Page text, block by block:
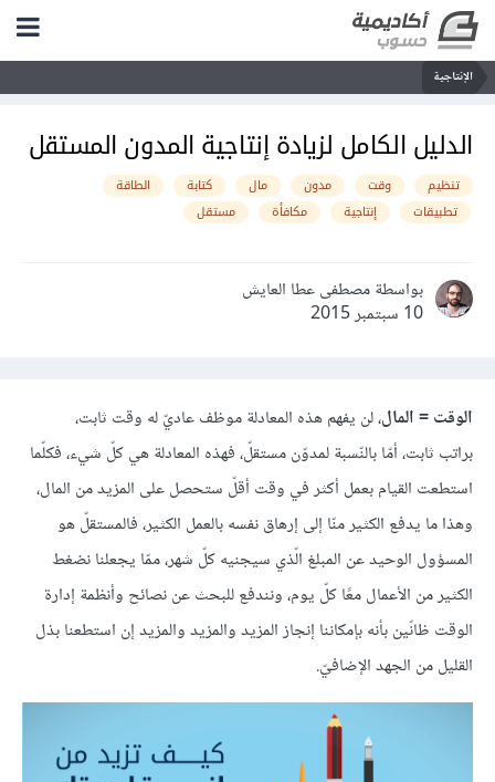
الإنتاجية
الدليل الكامل لزيادة إنتاجية المدون المستقل
تنظيم وقت مدون مال كتابة
الطاقة
تطبيقات
إنتاجية مكافأة مستقل
بواسطة مصطفى عطا العايش
10 سبتمبر 2015
الوقت = المال، لن يفهم هذه المعادلة موظف عاديّ له وقت ثابت،
براتب ثابت، أمّا بالنّسبة لمدوّن مستقلّ، فهذه المعادلة هي كلّ شيء، فكلّما
استطعت القيام بعمل أكثر في وقت أقلّ ستحصل على المزيد من المال،
وهذا ما يدفع الكثير منّا إلى إرهاق نفسه بالعمل الكثير، فالمستقلّ هو
المسؤول الوحيد عن المبلغ الّذي سيجنيه كلّ شهر، ممّا يجعلنا نضغط
الكثير من الأعمال معًا كلّ يوم، ونندفع للبحث عن نصائح وأنظمة إدارة
الوقت ظانّين بأنه بإمكاننا إنجاز المزيد والمزيد والمزيد إن استطعنا بذل
القليل من الجهد الإضافيّ.